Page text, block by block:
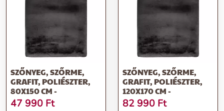
SZŐNYEG, SZŐRME,
GRAFIT, POLIÉSZTER,
80X150 CM -
47 990 Ft
SZŐNYEG, SZŐRME,
GRAFIT, POLIÉSZTER,
120X170 CM -
82 990 Ft